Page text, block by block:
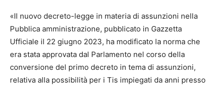
«Il nuovo decreto-legge in materia di assunzioni nella
Pubblica amministrazione, pubblicato in Gazzetta
Ufficiale il 22 giugno 2023, ha modificato la norma che
era stata approvata dal Parlamento nel corso della
conversione del primo decreto in tema di assunzioni,
relativa alla possibilità per i Tis impiegati da anni presso